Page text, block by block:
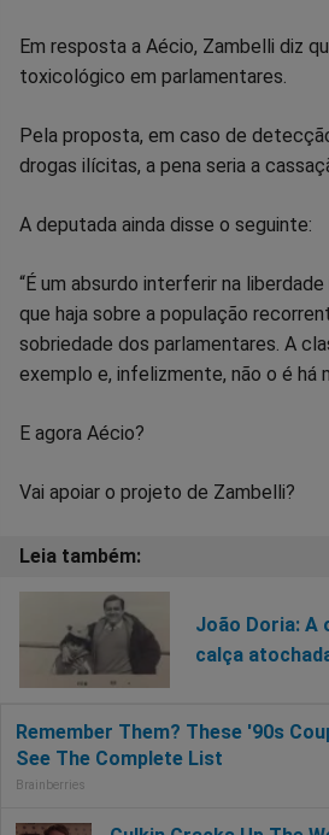
Em resposta a Aécio, Zambelli diz
toxicológico em parlamentares.
Pela proposta, em caso de
drogas ilícitas, a pena seria a
A deputada ainda disse o seguinte:
“É um absurdo interferir na
que haja sobre a população
sobriedade dos parlamentares. A
exemplo e, infelizmente, não o é há
E agora Aécio?
Vai apoiar o projeto de Zambelli?
João Doria: A
calça